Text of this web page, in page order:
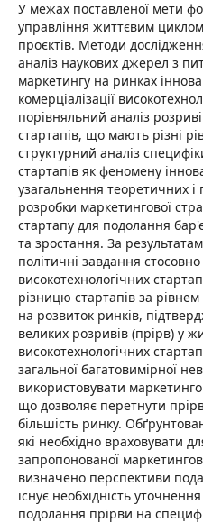
У межах поставленої мети
управління життєвим
проєктів. Методи
аналіз наукових джерел з
маркетингу на ринках
комерціалізації
порівняльний аналіз
стартапів, що мають різні
структурний аналіз
стартапів як феномену
узагальнення теоретичних і
розробки маркетингової
стартапу для подолання
та зростання. За
політичні завдання
високотехнологічних
різницю стартапів за рівнем
на розвиток ринків,
великих розривів (прірв) у
високотехнологічних
загальної багатовимірної
використовувати
що дозволяє перетнути
більшість ринку.
які необхідно враховувати
запропонованої
визначено перспективи
існує необхідність
подолання прірви на